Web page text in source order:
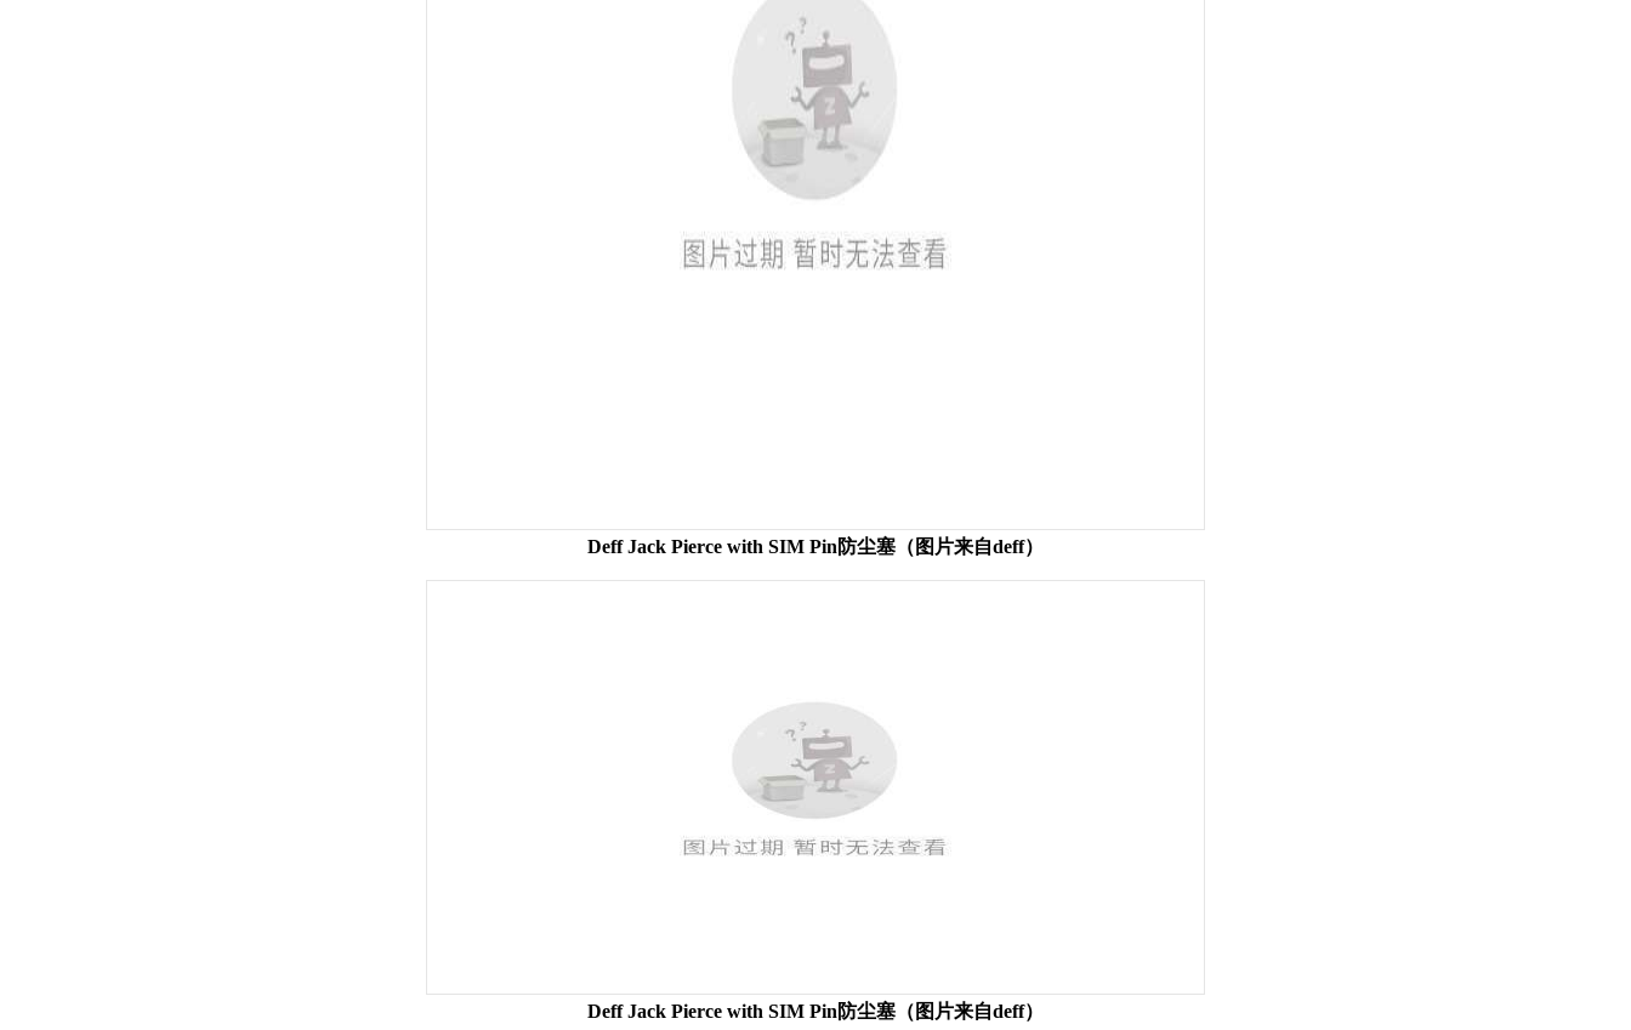
Deff Jack Pierce with SIM Pin防尘塞（图片来自deff）
Deff Jack Pierce with SIM Pin防尘塞（图片来自deff）